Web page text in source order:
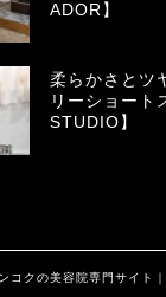
ADOR】
柔らかさとツ
リーショート
STUDIO】
クの美容院専門サイト｜